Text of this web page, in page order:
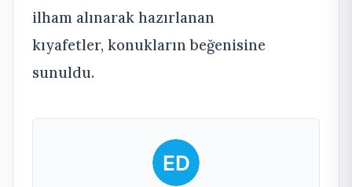
ilham alınarak hazırlanan
kıyafetler, konukların beğenisine
sunuldu.